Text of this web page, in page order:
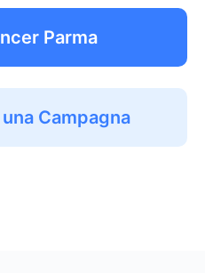
Parma
Campagna